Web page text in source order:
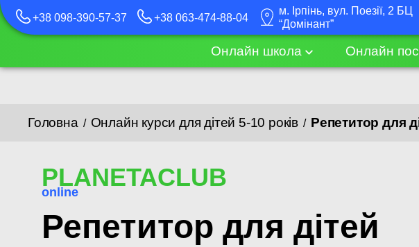
+38 098-390-57-37 +38 063-474-88-04
м. Ірпінь, вул. Поезії, 2 БЦ
“Домінант”
Онлайн школа Онлайн
Головна / Онлайн курси для дітей 5-10 років / Репетитор для
PLANETACLUB
online
Репетитор для дітей